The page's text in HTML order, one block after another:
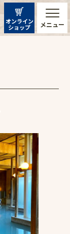
メニュー
オンライン
ショップ